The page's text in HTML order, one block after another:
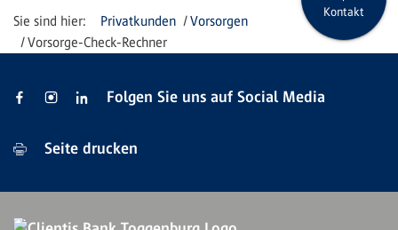
Privatkunden
Vorsorgen
Vorsorge-Check-Rechner
Kontakt
Folgen Sie uns auf Social Media
Seite drucken